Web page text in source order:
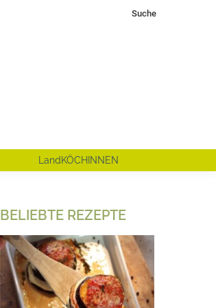
Search:
Suche
LandKÖCHINNEN
BELIEBTE REZEPTE